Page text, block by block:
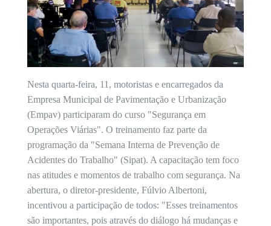
Nesta quarta-feira, 11, motoristas e encarregados da
Empresa Municipal de Pavimentação e Urbanização
(Empav) participaram do curso "Segurança em
Operações Viárias". O treinamento faz parte da
programação da "Semana Interna de Prevenção de
Acidentes do Trabalho" (Sipat). A capacitação tem foco
nas atitudes e momentos de trabalho com segurança. Na
abertura, o diretor-presidente, Fúlvio Albertoni,
incentivou a participação de todos: "Esses treinamentos
são importantes, pois através do diálogo há mudanças e